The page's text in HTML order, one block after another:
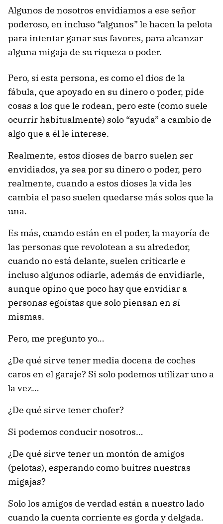
Algunos de nosotros envidiamos a ese señor
poderoso, en incluso “algunos” le hacen la pelota
para intentar ganar sus favores, para alcanzar
alguna migaja de su riqueza o poder.
Pero, si esta persona, es como el dios de la
fábula, que apoyado en su dinero o poder, pide
cosas a los que le rodean, pero este (como suele
ocurrir habitualmente) solo “ayuda” a cambio de
algo que a él le interese.
Realmente, estos dioses de barro suelen ser
envidiados, ya sea por su dinero o poder, pero
realmente, cuando a estos dioses la vida les
cambia el paso suelen quedarse más solos que la
una.
Es más, cuando están en el poder, la mayoría de
las personas que revolotean a su alrededor,
cuando no está delante, suelen criticarle e
incluso algunos odiarle, además de envidiarle,
aunque opino que poco hay que envidiar a
personas egoístas que solo piensan en sí
mismas.
Pero, me pregunto yo…
¿De qué sirve tener media docena de coches
caros en el garaje? Si solo podemos utilizar uno a
la vez…
¿De qué sirve tener chofer?
Si podemos conducir nosotros…
¿De qué sirve tener un montón de amigos
(pelotas), esperando como buitres nuestras
migajas?
Solo los amigos de verdad están a nuestro lado
cuando la cuenta corriente es gorda y delgada.